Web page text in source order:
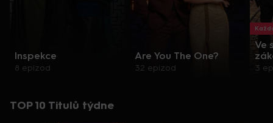
Inspekce
8 epizod
Are You The One?
32 epizod
Ve
3
TOP 10 Titulů týdne